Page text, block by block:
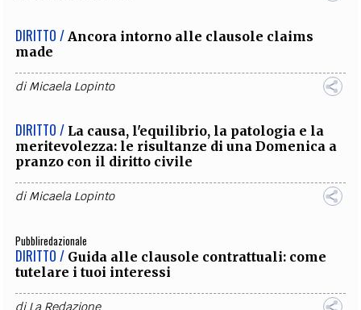
DIRITTO / Ancora intorno alle clausole claims
made
diMicaela Lopinto
DIRITTO / La causa, l'equilibrio, la patologia e la
meritevolezza: le risultanze di una Domenica a
pranzo con il diritto civile
diMicaela Lopinto
Pubbliredazionale
DIRITTO / Guida alle clausole contrattuali: come
tutelare i tuoi interessi
diLa Redazione